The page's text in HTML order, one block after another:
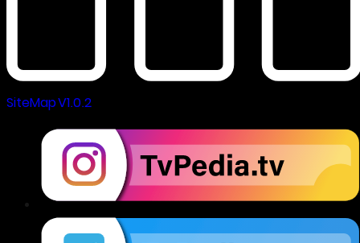
SiteMap V1.0.2